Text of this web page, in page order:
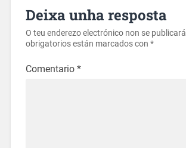
Deixa unha resposta
O teu enderezo electrónico non se publicará
obrigatorios están marcados con *
Comentario *